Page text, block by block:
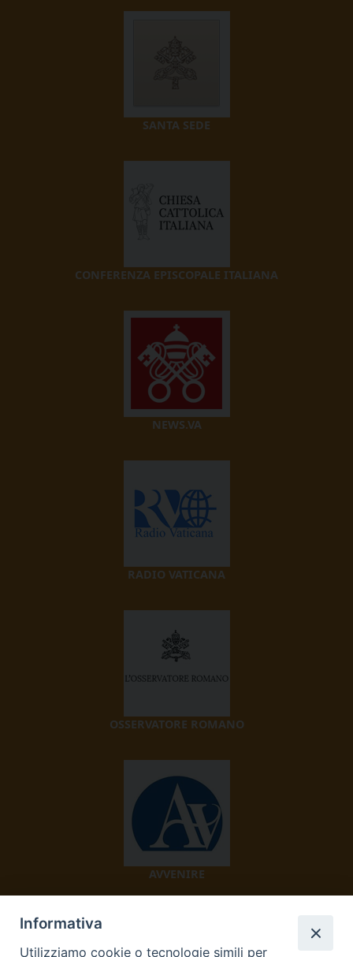
SANTA SEDE
CONFERENZA EPISCOPALE ITALIANA
NEWS.VA
RADIO VATICANA
OSSERVATORE ROMANO
AVVENIRE
Informativa
Utilizziamo cookie o tecnologie simili per